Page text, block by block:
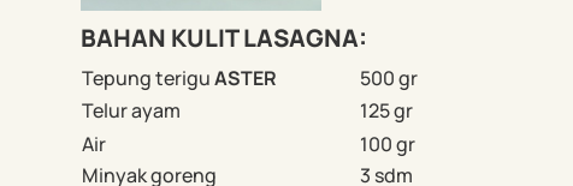
BAHAN KULIT LASAGNA:
Tepung teriguASTER
500 gr
Telur ayam
125 gr
Air
100 gr
Minyak goreng
3 sdm